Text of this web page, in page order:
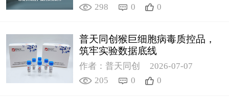
298
0 0
普天同创猴巨细胞病毒质控品，
筑牢实验数据底线
作者：普天同创
2026-07-07
205
0 0